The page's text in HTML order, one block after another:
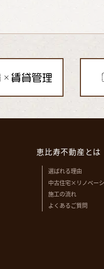
恵比寿不動産とは
選ばれる理由
中古住宅×リノベー
施工の流れ
よくあるご質問